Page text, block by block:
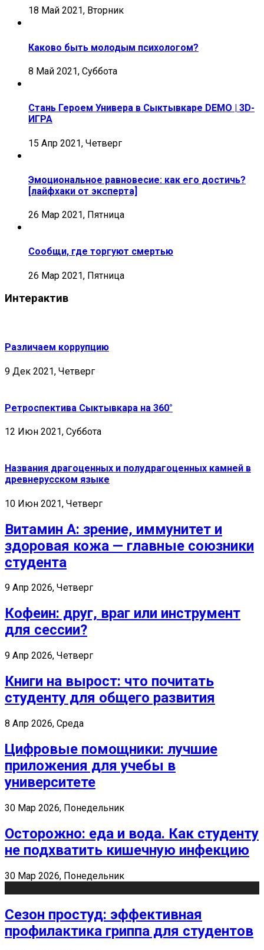
18 Май 2021, Вторник
Каково быть молодым психологом?
8 Май 2021, Суббота
Стань Героем Универа в Сыктывкаре DEMO | 3D-
ИГРА
15 Апр 2021, Четверг
Эмоциональное равновесие: как его достичь?
[лайфхаки от эксперта]
26 Мар 2021, Пятница
Сообщи, где торгуют смертью
26 Мар 2021, Пятница
Интерактив
Различаем коррупцию
9 Дек 2021, Четверг
Ретроспектива Сыктывкара на 360°
12 Июн 2021, Суббота
Названия драгоценных и полудрагоценных камней в
древнерусском языке
10 Июн 2021, Четверг
Витамин А: зрение, иммунитет и
здоровая кожа — главные союзники
студента
9 Апр 2026, Четверг
Кофеин: друг, враг или инструмент
для сессии?
9 Апр 2026, Четверг
Книги на вырост: что почитать
студенту для общего развития
8 Апр 2026, Среда
Цифровые помощники: лучшие
приложения для учебы в
университете
30 Мар 2026, Понедельник
Осторожно: еда и вода. Как студенту
не подхватить кишечную инфекцию
30 Мар 2026, Понедельник
Сезон простуд: эффективная
профилактика гриппа для студентов